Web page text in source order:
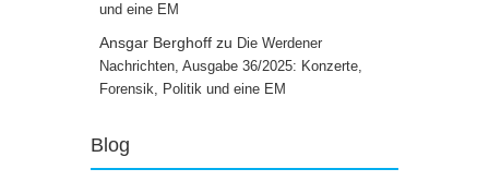
und eine EM
Ansgar Berghoff zu Die Werdener
Nachrichten, Ausgabe 36/2025: Konzerte,
Forensik, Politik und eine EM
Blog